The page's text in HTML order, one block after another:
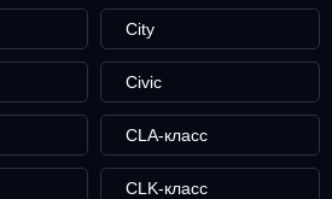
City
Civic
CLA-класс
CLK-класс